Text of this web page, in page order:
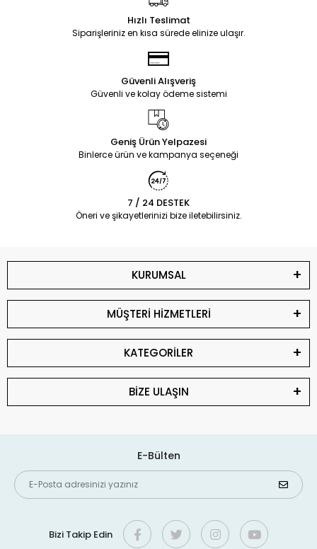
Hızlı Teslimat
Siparişleriniz en kısa sürede elinize ulaşır.
Güvenli Alışveriş
Güvenli ve kolay ödeme sistemi
Geniş Ürün Yelpazesi
Binlerce ürün ve kampanya seçeneği
7 / 24 DESTEK
Öneri ve şikayetlerinizi bize iletebilirsiniz.
KURUMSAL
MÜŞTERİ HİZMETLERİ
KATEGORİLER
BİZE ULAŞIN
E-Bülten
Bizi Takip Edin